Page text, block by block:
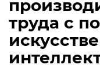
труда с